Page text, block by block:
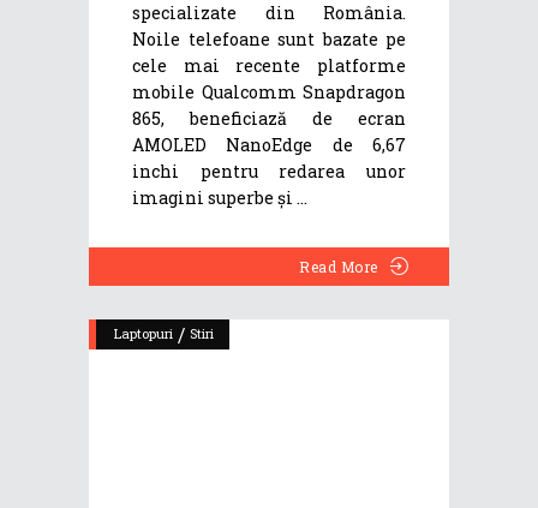
specializate din România.
Noile telefoane sunt bazate pe
cele mai recente platforme
mobile Qualcomm Snapdragon
865, beneficiază de ecran
AMOLED NanoEdge de 6,67
inchi pentru redarea unor
imagini superbe și
Read More
Laptopuri / Stiri